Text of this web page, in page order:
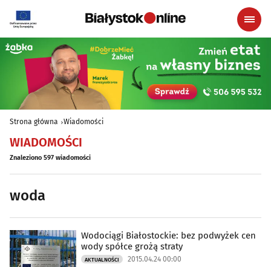
Strona główna Wiadomości
WIADOMOŚCI
Znaleziono 597 wiadomości
woda
Wodociągi Białostockie: bez podwyżek cen
wody spółce grożą straty
AKTUALNOŚCI 2015.04.24 00:00